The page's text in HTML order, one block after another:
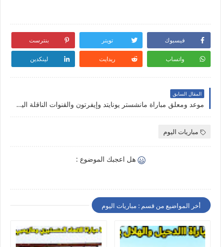
فيسبوك تويتر بنترست
واتساب ريدايت لينكدين
المقال السابق
موعد ومعلق مباراة مانشستر يونايتد وإيفرتون والقنوات الناقلة اليوم 9-4-2022 في الدوري الإنجليزي
مباريات اليوم
هل اعجبك الموضوع :
أخر المواضيع من قسم : مباريات اليوم